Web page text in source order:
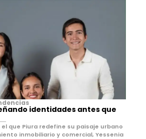
identidades antes que
que Piura redefine su paisaje urbano
inmobiliario y comercial, Yessenia